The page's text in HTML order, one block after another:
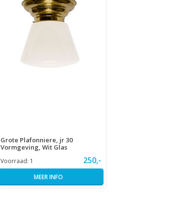
Grote Plafonniere, jr 30
Vormgeving, Wit Glas
Voorraad: 1 250,-
MEER INFO